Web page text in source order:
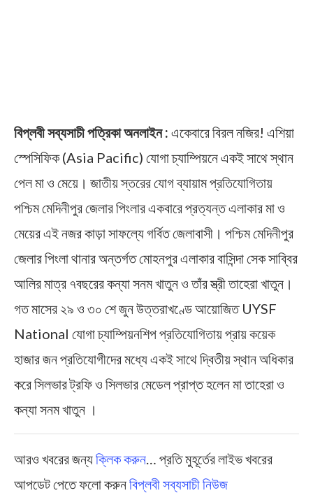
বিপ্লবী সব্যসাচী পত্রিকা অনলাইন : একেবারে বিরল নজির! এশিয়া
স্পেসিফিক (Asia Pacific) যোগা চ্যাম্পিয়নে একই সাথে স্থান
পেল মা ও মেয়ে। জাতীয় স্তরের যোগ ব্যায়াম প্রতিযোগিতায়
পশ্চিম মেদিনীপুর জেলার পিংলার একবারে প্রত্যন্ত এলাকার মা ও
মেয়ের এই নজর কাড়া সাফল্যে গর্বিত জেলাবাসী। পশ্চিম মেদিনীপুর
জেলার পিংলা থানার অন্তর্গত মোহনপুর এলাকার বাসিন্দা সেক সাব্বির
আলির মাত্র ৭বছরের কন্যা সনম খাতুন ও তাঁর স্ত্রী তাহেরা খাতুন।
গত মাসের ২৯ ও ৩০ শে জুন উত্তরাখণ্ডে আয়োজিত UYSF
National যোগা চ্যাম্পিয়নশিপ প্রতিযোগিতায় প্রায় কয়েক
হাজার জন প্রতিযোগীদের মধ্যে একই সাথে দ্বিতীয় স্থান অধিকার
করে সিলভার ট্রফি ও সিলভার মেডেল প্রাপ্ত হলেন মা তাহেরা ও
কন্যা সনম খাতুন ।
আরও খবরের জন্যক্লিক করুন… প্রতি মুহূর্তের লাইভ খবরের
আপডেট পেতে ফলো করুনবিপ্লবী সব্যসাচী নিউজ